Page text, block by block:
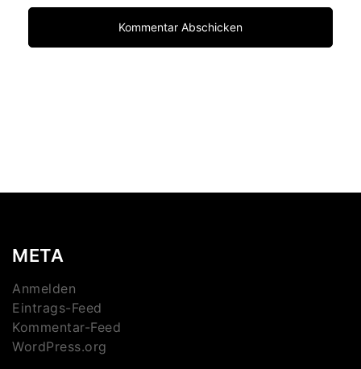
META
Anmelden
Eintrags-Feed
Kommentar-Feed
WordPress.org